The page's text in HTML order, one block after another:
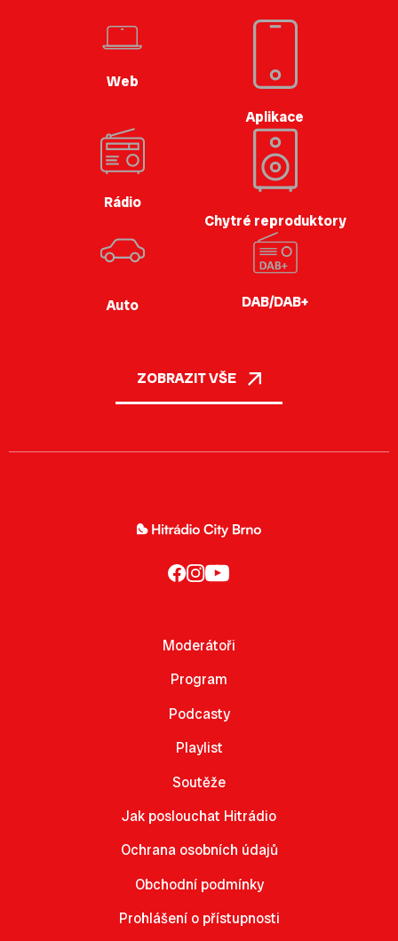
Web
Aplikace
Rádio
Chytré reproduktory
Auto DAB/DAB+
ZOBRAZIT VŠE
Moderátoři
Program
Podcasty
Playlist
Soutěže
Jak poslouchat Hitrádio
Ochrana osobních údajů
Obchodní podmínky
Prohlášení o přístupnosti